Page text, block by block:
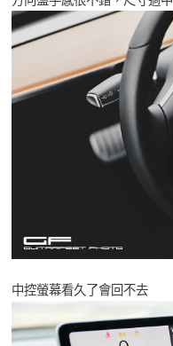
中控螢幕看久了會回不去